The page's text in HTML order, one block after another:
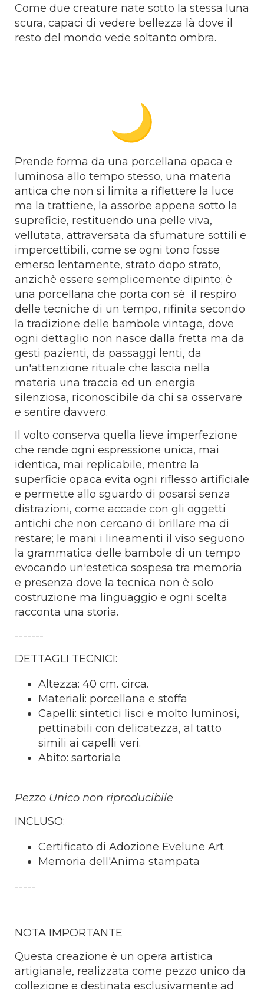
Come due creature nate sotto la stessa luna
scura, capaci di vedere bellezza là dove il
resto del mondo vede soltanto ombra.
Prende forma da una porcellana opaca e
luminosa allo tempo stesso, una materia
antica che non si limita a riflettere la luce
ma la trattiene, la assorbe appena sotto la
supreficie, restituendo una pelle viva,
vellutata, attraversata da sfumature sottili e
impercettibili, come se ogni tono fosse
emerso lentamente, strato dopo strato,
anzichè essere semplicemente dipinto; è
una porcellana che porta con sè il respiro
delle tecniche di un tempo, rifinita secondo
la tradizione delle bambole vintage, dove
ogni dettaglio non nasce dalla fretta ma da
gesti pazienti, da passaggi lenti, da
un'attenzione rituale che lascia nella
materia una traccia ed un energia
silenziosa, riconoscibile da chi sa osservare
e sentire davvero.
Il volto conserva quella lieve imperfezione
che rende ogni espressione unica, mai
identica, mai replicabile, mentre la
superficie opaca evita ogni riflesso artificiale
e permette allo sguardo di posarsi senza
distrazioni, come accade con gli oggetti
antichi che non cercano di brillare ma di
restare; le mani i lineamenti il viso seguono
la grammatica delle bambole di un tempo
evocando un'estetica sospesa tra memoria
e presenza dove la tecnica non è solo
costruzione ma linguaggio e ogni scelta
racconta una storia.
-------
DETTAGLI TECNICI:
Altezza: 40 cm. circa.
Materiali: porcellana e stoffa
Capelli: sintetici lisci e molto luminosi,
pettinabili con delicatezza, al tatto
simili ai capelli veri.
Abito: sartoriale
Pezzo Unico non riproducibile
INCLUSO:
Certificato di Adozione Evelune Art
Memoria dell'Anima stampata
-----
NOTA IMPORTANTE
Questa creazione è un opera artistica
artigianale, realizzata come pezzo unico da
collezione e destinata esclusivamente ad